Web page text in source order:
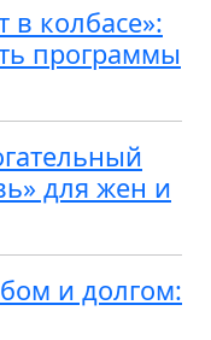
колбасе»:
программы
для жен и
и долгом: